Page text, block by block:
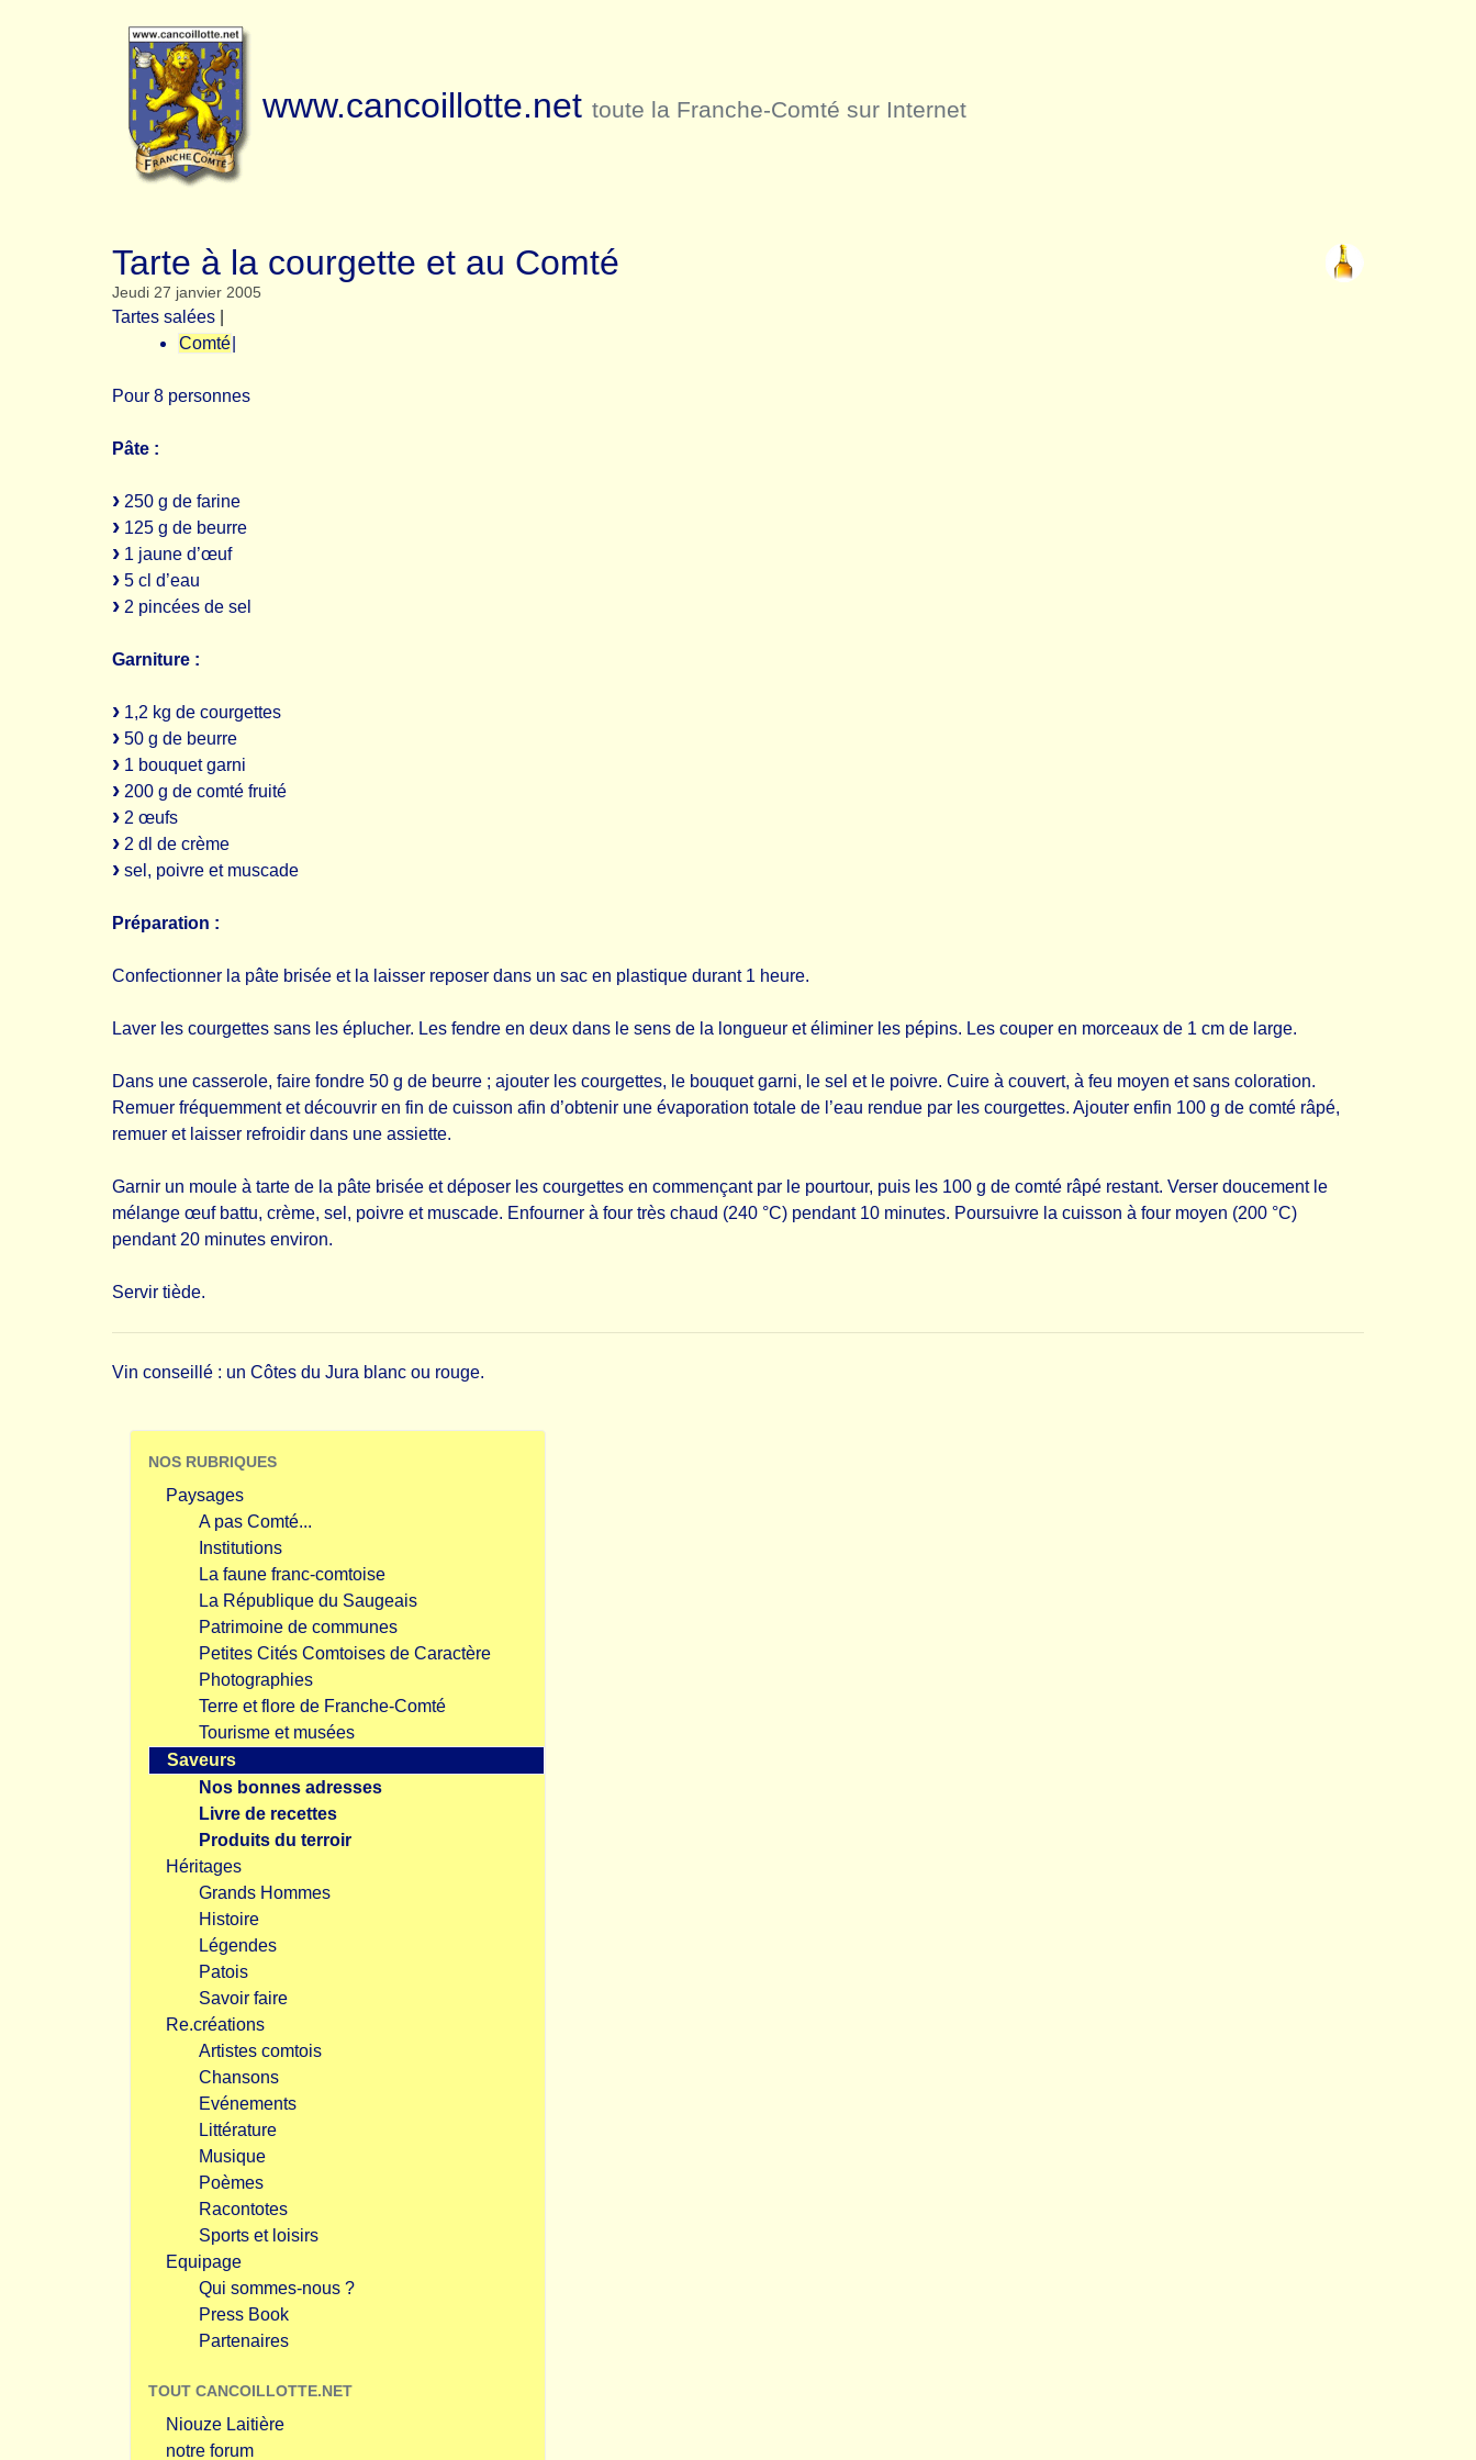
www.cancoillotte.net toute la Franche-Comté sur Internet
Tarte à la courgette et au Comté
Jeudi 27 janvier 2005
Tartes salées
Comté
Pour 8 personnes
Pâte :
250 g de farine
125 g de beurre
1 jaune d’œuf
5 cl d’eau
2 pincées de sel
Garniture :
1,2 kg de courgettes
50 g de beurre
1 bouquet garni
200 g de comté fruité
2 œufs
2 dl de crème
sel, poivre et muscade
Préparation :
Confectionner la pâte brisée et la laisser reposer dans un sac en plastique durant 1 heure.
Laver les courgettes sans les éplucher. Les fendre en deux dans le sens de la longueur et éliminer les pépins. Les couper en morceaux de 1 cm de large.
Dans une casserole, faire fondre 50 g de beurre ; ajouter les courgettes, le bouquet garni, le sel et le poivre. Cuire à couvert, à feu moyen et sans coloration.
Remuer fréquemment et découvrir en fin de cuisson afin d’obtenir une évaporation totale de l’eau rendue par les courgettes. Ajouter enfin 100 g de comté râpé,
remuer et laisser refroidir dans une assiette.
Garnir un moule à tarte de la pâte brisée et déposer les courgettes en commençant par le pourtour, puis les 100 g de comté râpé restant. Verser doucement le
mélange œuf battu, crème, sel, poivre et muscade. Enfourner à four très chaud (240 °C) pendant 10 minutes. Poursuivre la cuisson à four moyen (200 °C)
pendant 20 minutes environ.
Servir tiède.
Vin conseillé : un Côtes du Jura blanc ou rouge.
NOS RUBRIQUES
Paysages
A pas Comté...
Institutions
La faune franc-comtoise
La République du Saugeais
Patrimoine de communes
Petites Cités Comtoises de Caractère
Photographies
Terre et flore de Franche-Comté
Tourisme et musées
Saveurs
Nos bonnes adresses
Livre de recettes
Produits du terroir
Héritages
Grands Hommes
Histoire
Légendes
Patois
Savoir faire
Re.créations
Artistes comtois
Chansons
Evénements
Littérature
Musique
Poèmes
Racontotes
Sports et loisirs
Equipage
Qui sommes-nous ?
Press Book
Partenaires
TOUT CANCOILLOTTE.NET
Niouze Laitière
notre forum